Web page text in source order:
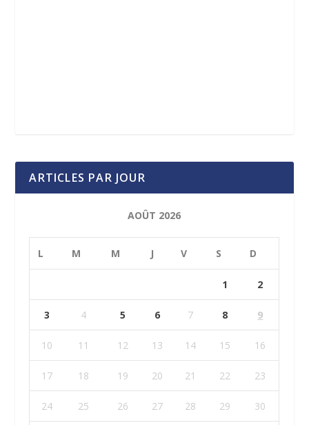
ARTICLES PAR JOUR
AOÛT 2026
L M M J V S D
1 2
3 4 5 6 7 8 9
10 11 12 13 14 15 16
17 18 19 20 21 22 23
24 25 26 27 28 29 30